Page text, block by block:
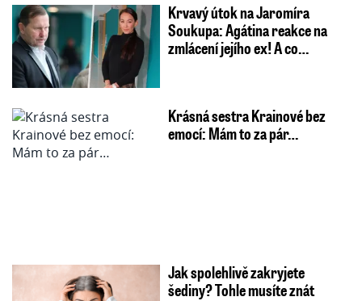
Krvavý útok na Jaromíra
Soukupa: Agátina reakce na
zmlácení jejího ex! A co…
Krásná sestra Krainové bez
emocí: Mám to za pár…
Jak spolehlivě zakryjete
šediny? Tohle musíte znát